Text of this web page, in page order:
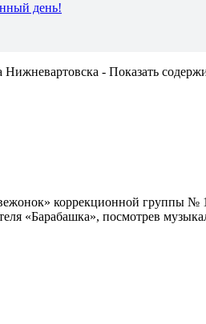
день!
- Показать
коррекционной группы №
«Барабашка», посмотрев